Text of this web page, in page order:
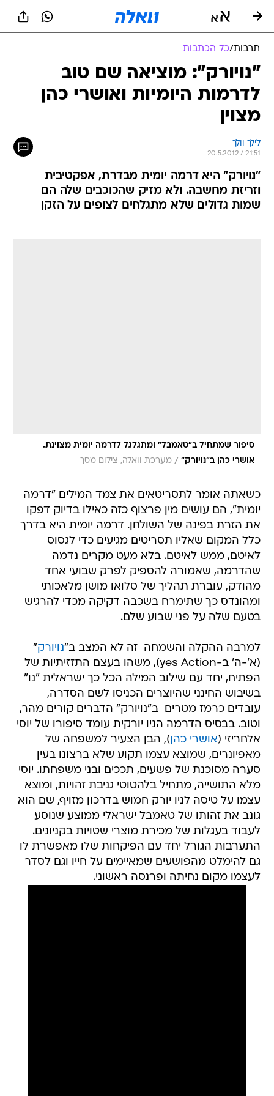
תרבות/כל הכתבות
"נויורק": מוציאה שם טוב
לדרמות היומיות ואושרי כהן
מצוין
לילך וולך
20.5.2012 / 21:51
"נויורק" היא דרמה יומית מבדרת, אפקטיבית
וזריזת מחשבה. ולא מזיק שהכוכבים שלה הם
שמות גדולים שלא מתגלחים לצופים על הזקן
סיפור שמתחיל ב"טאמבל" ומתגלגל לדרמה יומית מצוינת.
אושרי כהן ב"נויורק" / מערכת וואלה, צילום מסך
כשאתה אומר לתסריטאים את צמד המילים "דרמה
יומית", הם עושים מין פרצוף כזה כאילו בדיוק דפקו
את הזרת בפינה של השולחן. דרמה יומית היא בדרך
כלל המקום שאליו תסריטים מגיעים כדי לגסוס
לאיטם, ממש לאיטם. בלא מעט מקרים נדמה
שהדרמה, שאמורה להספיק לפרק שבועי אחד
מהודק, עוברת תהליך של סלואו מושן מלאכותי
ומהונדס כך שתימרח בשכבה דקיקה מכדי להרגיש
בטעם שלה על פני שבוע שלם.
למרבה ההקלה והשמחה  זה לא המצב ב"נויורק"
(א'-ה' ב-yes Action), משהו בעצם התזזיתיות של
הפתיח, יחד עם שילוב המילה הכל כך ישראלית "נו"
בשיבוש החינני שהיוצרים הכניסו לשם הסדרה,
עובדים כרמז מטרים  ב"נויורק" הדברים קורים מהר,
וטוב. בבסיס הדרמה הניו יורקית עומד סיפורו של יוסי
אלחריזי (אושרי כהן), הבן הצעיר למשפחה של
מאפיונרים, שמוצא עצמו תקוע שלא ברצונו בעין
סערה מסוכנת של פשעים, תככים ובני משפחתו. יוסי
מלא התושייה, מתחיל בלהטוטי גניבת זהויות, ומוצא
עצמו על טיסה לניו יורק חמוש בדרכון מזויף, שם הוא
גונב את זהותו של טאמבל ישראלי ממוצע שנוסע
לעבוד בעגלות של מכירת מוצרי שטויות בקניונים.
התערבות הגורל יחד עם הפיקחות שלו מאפשרת לו
גם להימלט מהפושעים שמאיימים על חייו וגם לסדר
לעצמו מקום נחיתה ופרנסה ראשוני.